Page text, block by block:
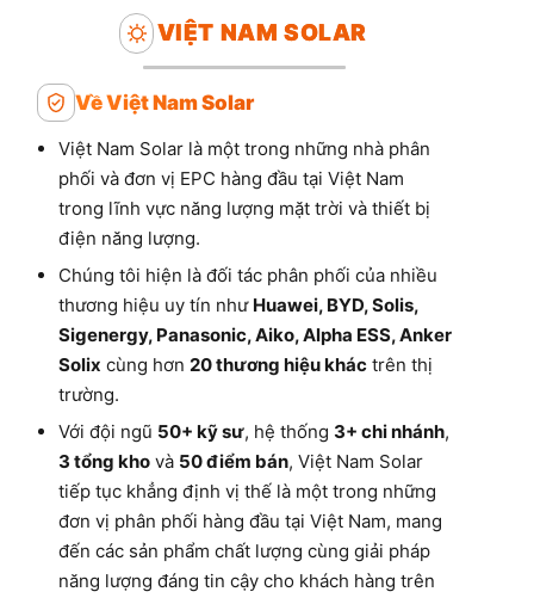
VIỆT NAM SOLAR
Về Việt Nam Solar
Việt Nam Solar là một trong những nhà phân
phối và đơn vị EPC hàng đầu tại Việt Nam
trong lĩnh vực năng lượng mặt trời và thiết bị
điện năng lượng.
Chúng tôi hiện là đối tác phân phối của nhiều
thương hiệu uy tín như Huawei, BYD, Solis,
Sigenergy, Panasonic, Aiko, Alpha ESS, Anker
Solix cùng hơn 20 thương hiệu khác trên thị
trường.
Với đội ngũ 50+ kỹ sư, hệ thống 3+ chi nhánh,
3 tổng kho và 50 điểm bán, Việt Nam Solar
tiếp tục khẳng định vị thế là một trong những
đơn vị phân phối hàng đầu tại Việt Nam, mang
đến các sản phẩm chất lượng cùng giải pháp
năng lượng đáng tin cậy cho khách hàng trên